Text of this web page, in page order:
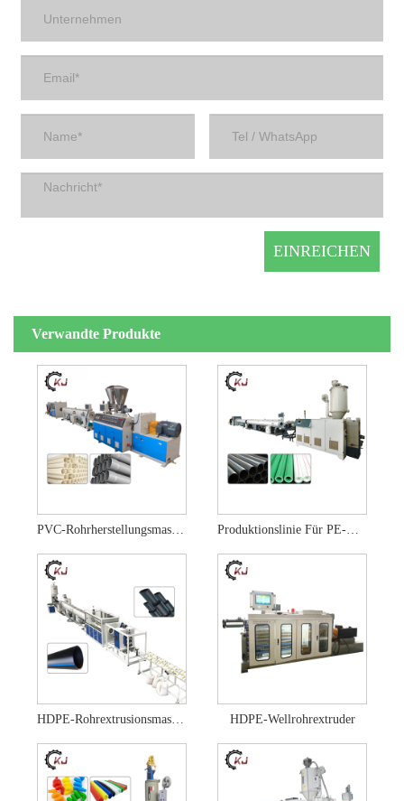
Verwandte Produkte
PVC-Rohrherstellungsmaschine
HDPE-Rohrextrusionsmaschine HDPE-Wellrohrextruder